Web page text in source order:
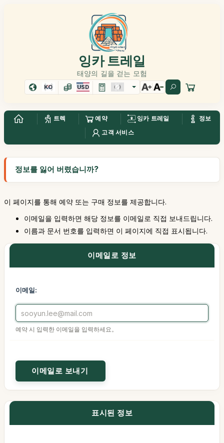
잉카 트레일
태양의 길을 걷는 모험
KO USD
트렉 예약 잉카 트레일
정보
고객 서비스
정보를 잃어 버렸습니까?
이 페이지를 통해 예약 또는 구매 정보를 제공합니다.
이메일을 입력하면 해당 정보를 이메일로 직접 보내드립니다.
이름과 문서 번호를 입력하면 이 페이지에 직접 표시됩니다.
이메일로 정보
이메일:
예약 시 입력한 이메일을 입력하세요。
표시된 정보